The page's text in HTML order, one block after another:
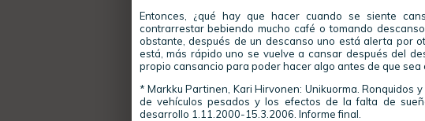
Entonces, ¿qué hay que hacer cuando se siente
contrarrestar bebiendo mucho café o tomando
obstante, después de un descanso uno está alerta por
está, más rápido uno se vuelve a cansar después del
propio cansancio para poder hacer algo antes de que sea
* Markku Partinen, Kari Hirvonen: Unikuorma. Ronquidos
de vehículos pesados y los efectos de la falta de
desarrollo 1.11.2000-15.3.2006. Informe final.